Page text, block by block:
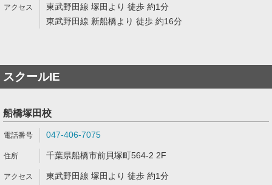
東武野田線 塚田より 徒歩 約1分
東武野田線 新船橋より 徒歩 約16分
スクールIE
船橋塚田校
047-406-7075
千葉県船橋市前貝塚町564-2 2F
東武野田線 塚田より 徒歩 約1分